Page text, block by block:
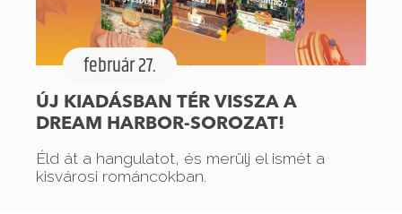
február 27.
ÚJ KIADÁSBAN TÉR VISSZA A
DREAM HARBOR-SOROZAT!
Éld át a hangulatot, és merülj el ismét a
kisvárosi románcokban.